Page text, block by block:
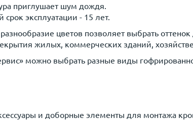
приглушает шум дождя.
срок эксплуатации - 15 лет.
цветов позволяет выбрать
жилых, коммерческих зданий,
можно выбрать разные виды
и доборные элементы для монтажа